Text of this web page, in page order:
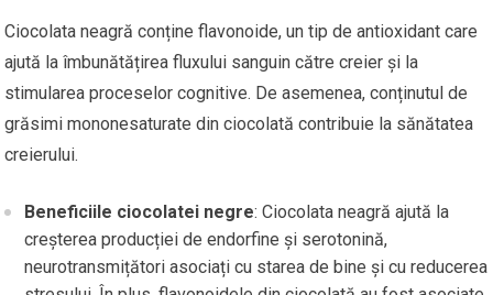
Ciocolata neagră conține flavonoide, un tip de antioxidant care
ajută la îmbunătățirea fluxului sanguin către creier și la
stimularea proceselor cognitive. De asemenea, conținutul de
grăsimi mononesaturate din ciocolată contribuie la sănătatea
creierului.
Beneficiile ciocolatei negre: Ciocolata neagră ajută la
creșterea producției de endorfine și serotonină,
neurotransmițători asociați cu starea de bine și cu reducerea